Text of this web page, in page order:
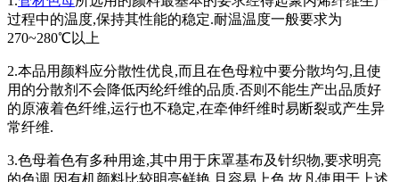
过程中的温度,保持其性能的稳定.耐温温度一般要求为
270~280℃以上
2.本品用颜料应分散性优良,而且在色母粒中要分散均匀,且使
用的分散剂不会降低丙纶纤维的品质.否则不能生产出品质好
的原液着色纤维,运行也不稳定,在牵伸纤维时易断裂或产生异
常纤维.
3.色母着色有多种用途,其中用于床罩基布及针织物,要求明亮
的色调.因有机颜料比较明亮鲜艳,且容易上色,故凡使用于上述